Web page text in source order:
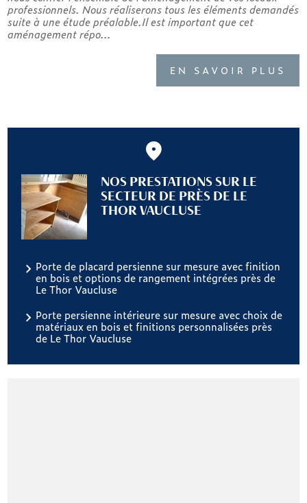
professionnels. Nous réaliserons tous les éléments demandés
suite à une étude préalable.Il est important que cet
aménagement répo...
EN SAVOIR PLUS
NOS PRESTATIONS SUR LE
SECTEUR DE PRÈS DE LE
THOR VAUCLUSE
Porte de placard persienne sur mesure avec finition
en bois et options de rangement intégrées près de
Le Thor Vaucluse
Porte persienne intérieure sur mesure avec choix de
matériaux en bois et finitions personnalisées près
de Le Thor Vaucluse